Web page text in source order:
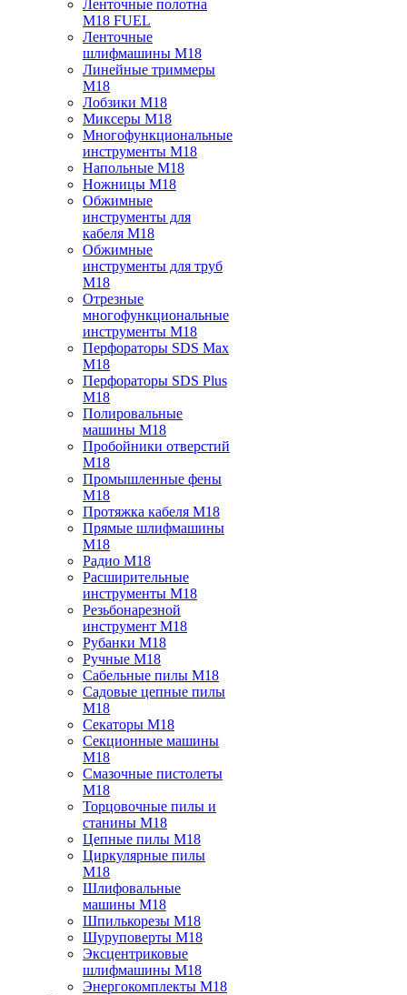
Ленточные полотна
M18 FUEL
Ленточные
шлифмашины M18
Линейные триммеры
M18
Лобзики M18
Миксеры M18
Многофункциональные
инструменты M18
Напольные M18
Ножницы M18
Обжимные
инструменты для
кабеля M18
Обжимные
инструменты для труб
M18
Отрезные
многофункциональные
инструменты M18
Перфораторы SDS Max
M18
Перфораторы SDS Plus
M18
Полировальные
машины M18
Пробойники отверстий
M18
Промышленные фены
M18
Протяжка кабеля M18
Прямые шлифмашины
M18
Радио M18
Расширительные
инструменты M18
Резьбонарезной
инструмент M18
Рубанки M18
Ручные M18
Сабельные пилы M18
Садовые цепные пилы
M18
Секаторы M18
Секционные машины
M18
Смазочные пистолеты
M18
Торцовочные пилы и
станины M18
Цепные пилы M18
Циркулярные пилы
M18
Шлифовальные
машины M18
Шпилькорезы M18
Шуруповерты M18
Эксцентриковые
шлифмашины M18
Энергокомплекты M18